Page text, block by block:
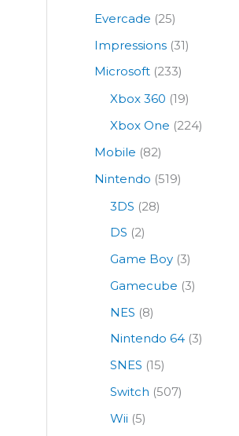
Evercade (25)
Impressions (31)
Microsoft (233)
Xbox 360 (19)
Xbox One (224)
Mobile (82)
Nintendo (519)
3DS (28)
DS (2)
Game Boy (3)
Gamecube (3)
NES (8)
Nintendo 64 (3)
SNES (15)
Switch (507)
Wii (5)